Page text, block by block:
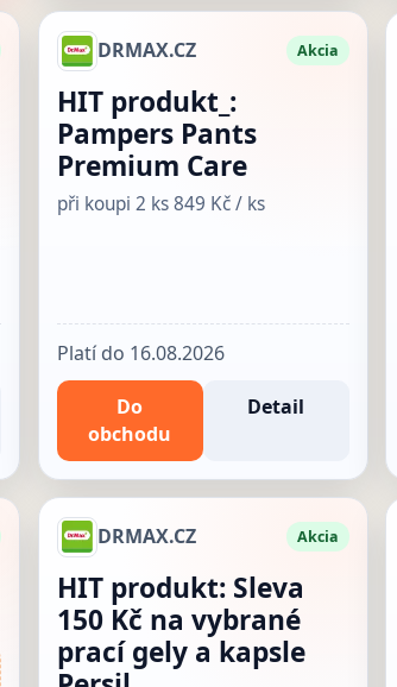
DRMAX.CZ Akcia
HIT produkt_:
Pampers Pants
Premium Care
při koupi 2 ks 849 Kč / ks
Platí do 16.08.2026
Do
obchodu
Detail
DRMAX.CZ Akcia
HIT produkt: Sleva
150 Kč na vybrané
prací gely a kapsle